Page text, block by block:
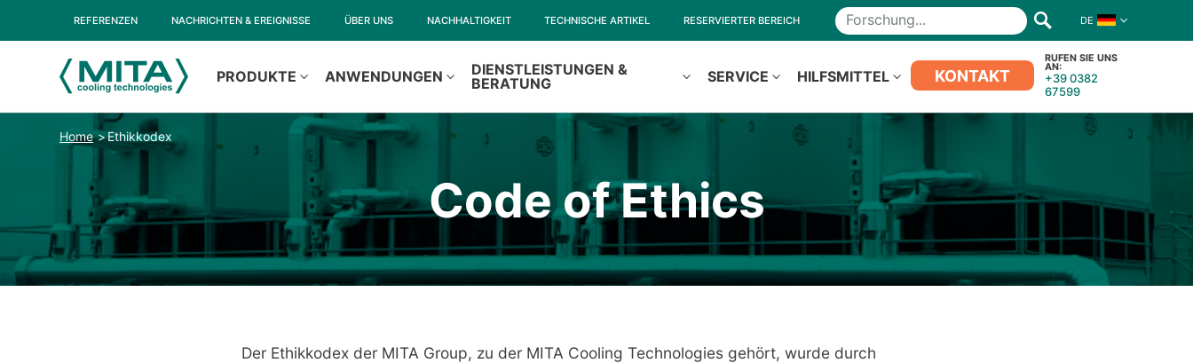
REFERENZEN NACHRICHTEN & EREIGNISSE ÜBER UNS NACHHALTIGKEIT TECHNISCHE ARTIKEL RESERVIERTER BEREICH Forschung DE
PRODUKTE ANWENDUNGEN
DIENSTLEISTUNGEN &
BERATUNG
SERVICE HILFSMITTEL KONTAKT
RUFEN SIE UNS
AN:
+39 0382
67599
Home Ethikkodex
Code of Ethics
Der Ethikkodex der MITA Group, zu der MITA Cooling Technologies gehört, wurde durch